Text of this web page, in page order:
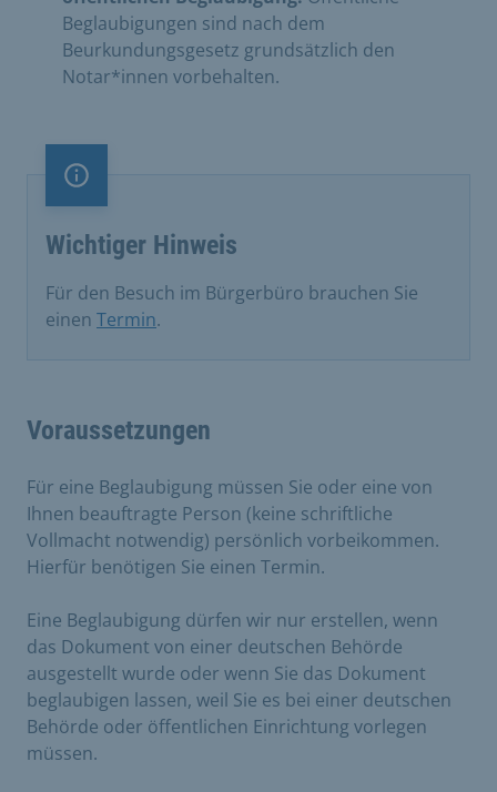
Beglaubigungen sind nach dem
Beurkundungsgesetz grundsätzlich den
Notar*innen vorbehalten.
Information
Wichtiger Hinweis
Für den Besuch im Bürgerbüro brauchen Sie
einen Termin.
Voraussetzungen
Für eine Beglaubigung müssen Sie oder eine von
Ihnen beauftragte Person (keine schriftliche
Vollmacht notwendig) persönlich vorbeikommen.
Hierfür benötigen Sie einen Termin.
Eine Beglaubigung dürfen wir nur erstellen, wenn
das Dokument von einer deutschen Behörde
ausgestellt wurde oder wenn Sie das Dokument
beglaubigen lassen, weil Sie es bei einer deutschen
Behörde oder öffentlichen Einrichtung vorlegen
müssen.